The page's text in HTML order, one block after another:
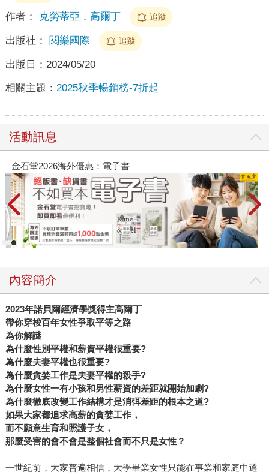
作者： 克勞蒂亞．高爾丁 追蹤
出版社： 閱樂國際 追蹤
出版日： 2024/05/20
相關主題： 2025秋季暢銷榜-7折起
活動訊息
書
內容簡介
2023年諾貝爾經濟學獎得主高爾丁
帶你穿梭百年女性爭取平等之路
為你解謎
為什麼性別平權和薪資平權很重要?
為什麼夫妻平權也很重要?
為什麼貪婪工作是夫妻平權的殺手?
為什麼女性一有小孩和男性薪資的差距就開始加劇?
為什麼徹底改變工作結構才是消弭差距的根本之道?
如果大家都追求高薪的貪婪工作，
而不願意生育和照護子女，
那麼受害的會不會是整個社會而不只是女性？
一世紀前，大家普遍相信，大學畢業女性只能在事業和家庭中選